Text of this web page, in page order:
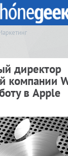
директор
компании
в Apple